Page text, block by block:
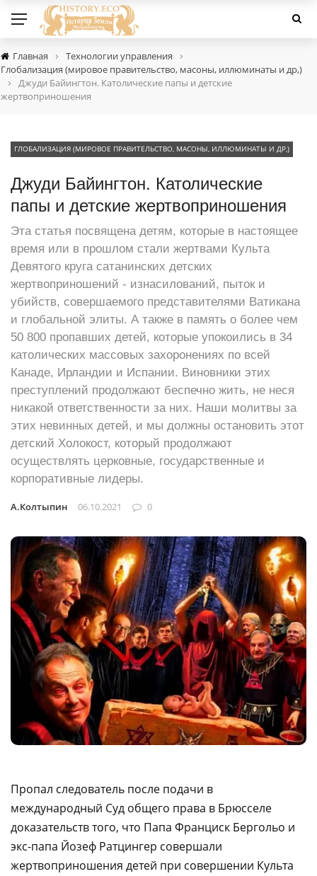
Главная › Технологии управления ›
Глобализация (мировое правительство, масоны, иллюминаты и др,)
›
Джуди Байингтон. Католические папы и детские
жертвоприношения
ГЛОБАЛИЗАЦИЯ (МИРОВОЕ ПРАВИТЕЛЬСТВО, МАСОНЫ, ИЛЛЮМИНАТЫ И ДР,)
Джуди Байингтон. Католические
папы и детские жертвоприношения
Эта статья посвящена детям, которые в настоящее
время или в прошлом стали жертвами Культа
Девятого круга сатанинских детских
жертвоприношений - изнасилований, пыток и
убийств, совершаемого представителями Ватикана
и глобальной элиты. А также в память о более чем
50 800 пропавших детей, которые упокоились в 34
католических массовых захоронениях по всей
Канаде, Ирландии и Испании. Виновники этих
преступлений продолжают беспечно жить, не неся
никакой ответственности за них. Наши молитвы за
этих невинных детей, и мы должны остановить этот
детский Холокост, который продолжают
осуществлять церковные, государственные и
корпоративные лидеры.
А.Колтыпин 06.10.2021 0
Пропал следователь после подачи в
международный Суд общего права в Брюсселе
доказательств того, что Папа Франциск Бергольо и
экс-папа Йозеф Ратцингер совершали
жертвоприношения детей при совершении Культа